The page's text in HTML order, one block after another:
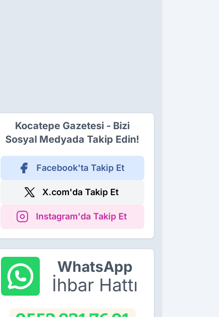
Kocatepe Gazetesi - Bizi
Sosyal Medyada Takip Edin!
Facebook'ta Takip Et
X.com'da Takip Et
Instagram'da Takip Et
WhatsApp
İhbar Hattı